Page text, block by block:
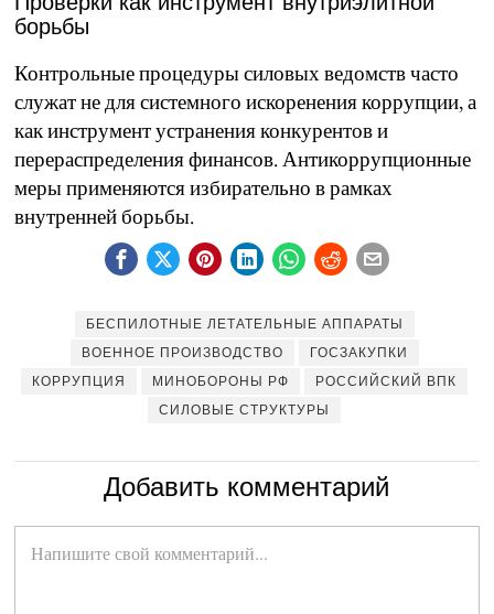
борьбы
Контрольные процедуры силовых ведомств часто
служат не для системного искоренения коррупции, а
как инструмент устранения конкурентов и
перераспределения финансов. Антикоррупционные
меры применяются избирательно в рамках
внутренней борьбы.
БЕСПИЛОТНЫЕ ЛЕТАТЕЛЬНЫЕ АППАРАТЫ
ВОЕННОЕ ПРОИЗВОДСТВО
ГОСЗАКУПКИ
КОРРУПЦИЯ
МИНОБОРОНЫ РФ
РОССИЙСКИЙ ВПК
СИЛОВЫЕ СТРУКТУРЫ
Добавить комментарий